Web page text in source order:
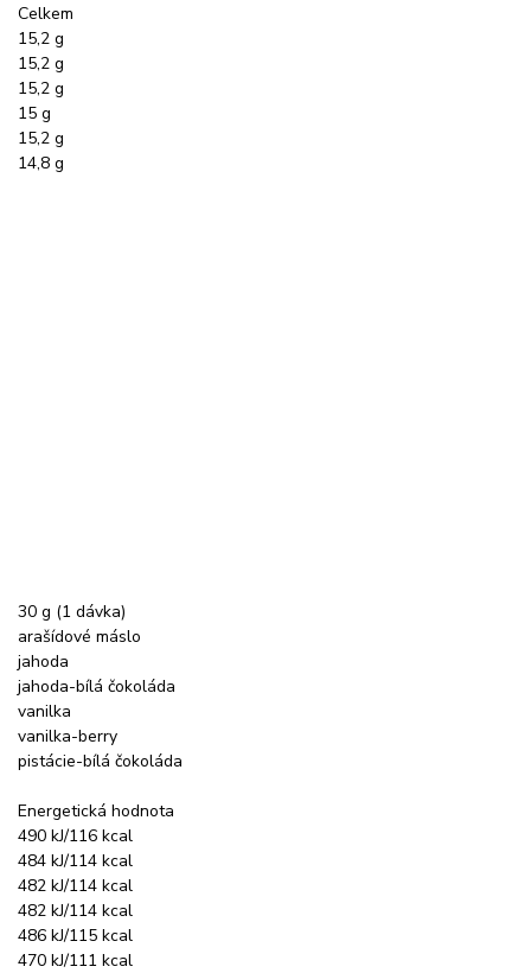
Celkem
15,2 g
15,2 g
15,2 g
15 g
15,2 g
14,8 g
30 g (1 dávka)
arašídové máslo
jahoda
jahoda-bílá čokoláda
vanilka
vanilka-berry
pistácie-bílá čokoláda
Energetická hodnota
490 kJ/116 kcal
484 kJ/114 kcal
482 kJ/114 kcal
482 kJ/114 kcal
486 kJ/115 kcal
470 kJ/111 kcal